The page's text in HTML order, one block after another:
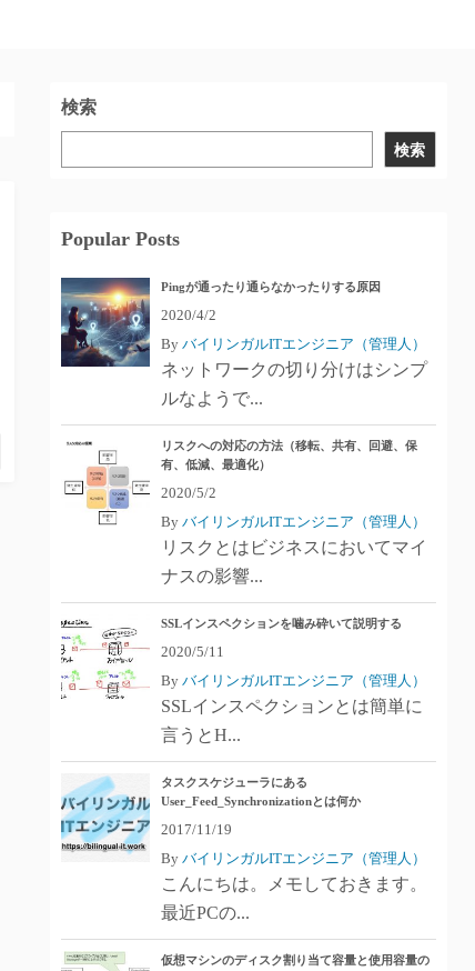
検索
検索
Popular Posts
Pingが通ったり通らなかったりする原因
2020/4/2
By バイリンガルITエンジニア（管理人）
ネットワークの切り分けはシンプ
ルなようで...
リスクへの対応の方法（移転、共有、回避、保
有、低減、最適化）
2020/5/2
By バイリンガルITエンジニア（管理人）
リスクとはビジネスにおいてマイ
ナスの影響...
SSLインスペクションを噛み砕いて説明する
2020/5/11
By バイリンガルITエンジニア（管理人）
SSLインスペクションとは簡単に
言うとH...
タスクスケジューラにある
User_Feed_Synchronizationとは何か
2017/11/19
By バイリンガルITエンジニア（管理人）
こんにちは。メモしておきます。
最近PCの...
仮想マシンのディスク割り当て容量と使用容量の